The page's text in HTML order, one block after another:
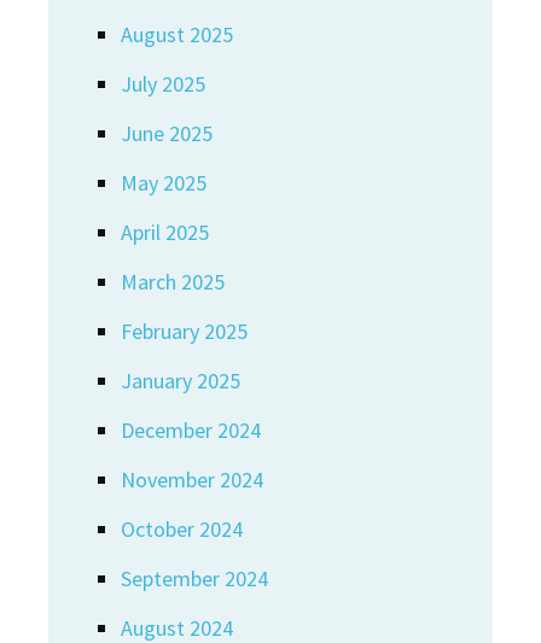
August 2025
July 2025
June 2025
May 2025
April 2025
March 2025
February 2025
January 2025
December 2024
November 2024
October 2024
September 2024
August 2024